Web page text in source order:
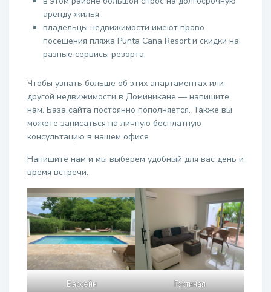
аренду жилья
владельцы недвижимости имеют право
посещения пляжа Punta Cana Resort и скидки на
разные сервисы резорта.
Чтобы узнать больше об этих апартаментах или
другой недвижимости в Доминикане — напишите
нам. База сайта постоянно пополняется. Также вы
можете записаться на личную бесплатную
консультацию в нашем офисе.
Напишите нам и мы выберем удобный для вас день и
время встречи.
Бассейн Гостиная